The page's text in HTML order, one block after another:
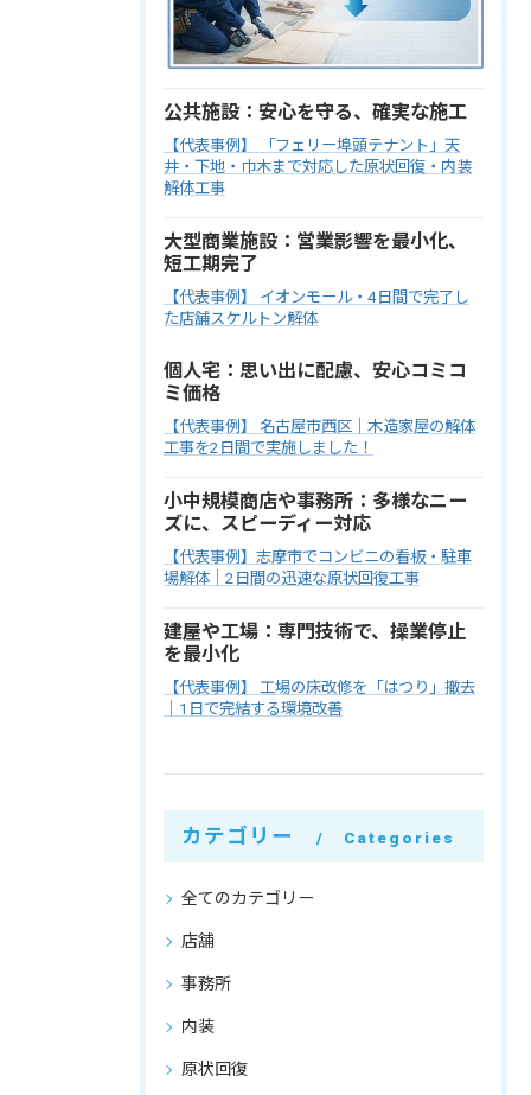
公共施設：安心を守る、確実な施工
【代表事例】 「フェリー埠頭テナント」天
井・下地・巾木まで対応した原状回復・内装
解体工事
大型商業施設：営業影響を最小化、
短工期完了
【代表事例】 イオンモール・4日間で完了し
た店舗スケルトン解体
個人宅：思い出に配慮、安心コミコ
ミ価格
【代表事例】 名古屋市西区｜木造家屋の解体
工事を2日間で実施しました！
小中規模商店や事務所：多様なニー
ズに、スピーディー対応
【代表事例】志摩市でコンビニの看板・駐車
場解体｜2日間の迅速な原状回復工事
建屋や工場：専門技術で、操業停止
を最小化
【代表事例】 工場の床改修を「はつり」撤去
｜1日で完結する環境改善
カテゴリー Categories
全てのカテゴリー
店舗
事務所
内装
原状回復